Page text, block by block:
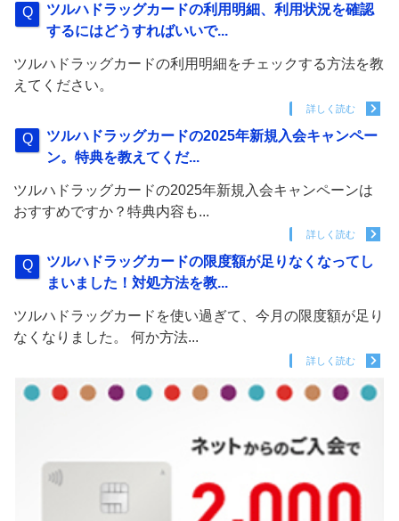
ツルハドラッグカードの利用明細、利用状況を確認
するにはどうすればいいで...
ツルハドラッグカードの利用明細をチェックする方法を教
えてください。
詳しく読む
ツルハドラッグカードの2025年新規入会キャンペー
ン。特典を教えてくだ...
ツルハドラッグカードの2025年新規入会キャンペーンは
おすすめですか？特典内容も...
詳しく読む
ツルハドラッグカードの限度額が足りなくなってし
まいました！対処方法を教...
ツルハドラッグカードを使い過ぎて、今月の限度額が足り
なくなりました。 何か方法...
詳しく読む